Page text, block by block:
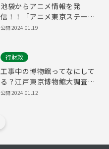
池袋からアニメ情報を発
信！！「アニメ東京ステーシ
ョン」（令和6年1月19日 東京
公開2024.01.19
行財政
工事中の博物館ってなにして
る？江戸東京博物館大調査！
（令和6年1月12日 東京ウィー
公開2024.01.12